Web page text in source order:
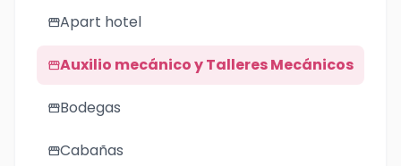
storefrontApart hotel
storefrontAuxilio mecánico y Talleres Mecánicos
storefrontBodegas
storefrontCabañas